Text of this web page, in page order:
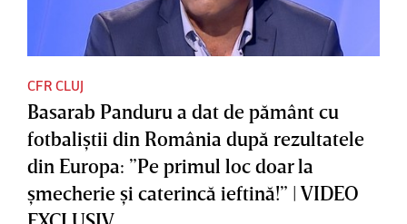
CFR CLUJ
Basarab Panduru a dat de pământ cu
fotbaliştii din România după rezultatele
din Europa: ”Pe primul loc doar la
şmecherie şi caterincă ieftină!” | VIDEO